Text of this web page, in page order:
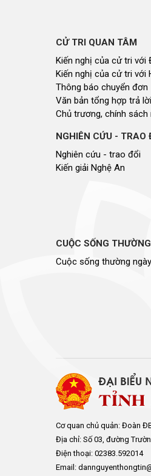
CỬ TRI QUAN TÂM
Kiến nghị của cử tri với
Kiến nghị của cử tri với
Thông báo chuyển đơn
Văn bản tổng hợp trả
Chủ trương, chính sách
NGHIÊN CỨU - TRAO
Nghiên cứu - trao đổi
Kiến giải Nghệ An
CUỘC SỐNG
Cuộc sống thường ngày
Cơ quan chủ quản: Đoàn
Địa chỉ: Số 03, đường
Điện thoại: 02383.592014
Email: